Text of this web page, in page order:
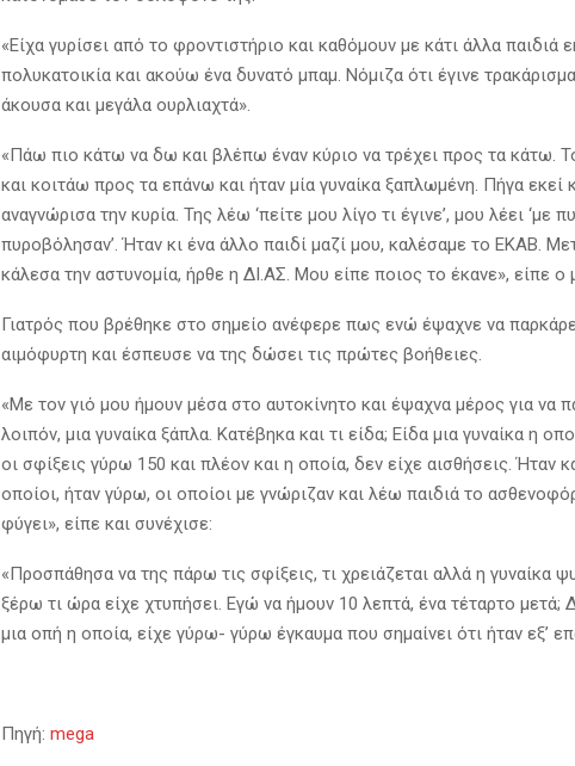
«Είχα γυρίσει από το φροντιστήριο και καθόμουν με κάτι άλλα παιδιά
πολυκατοικία και ακούω ένα δυνατό μπαμ. Νόμιζα ότι έγινε
άκουσα και μεγάλα ουρλιαχτά».
«Πάω πιο κάτω να δω και βλέπω έναν κύριο να τρέχει προς τα κάτω.
και κοιτάω προς τα επάνω και ήταν μία γυναίκα ξαπλωμένη. Πήγα εκεί
αναγνώρισα την κυρία. Της λέω ‘πείτε μου λίγο τι έγινε’, μου λέει ‘με
πυροβόλησαν’. Ήταν κι ένα άλλο παιδί μαζί μου, καλέσαμε το ΕΚΑΒ.
κάλεσα την αστυνομία, ήρθε η ΔΙ.ΑΣ. Μου είπε ποιος το έκανε», είπε ο
Γιατρός που βρέθηκε στο σημείο ανέφερε πως ενώ έψαχνε να
αιμόφυρτη και έσπευσε να της δώσει τις πρώτες βοήθειες.
«Με τον γιό μου ήμουν μέσα στο αυτοκίνητο και έψαχνα μέρος για να
λοιπόν, μια γυναίκα ξάπλα. Κατέβηκα και τι είδα; Είδα μια γυναίκα η
οι σφίξεις γύρω 150 και πλέον και η οποία, δεν είχε αισθήσεις. Ήταν
οποίοι, ήταν γύρω, οι οποίοι με γνώριζαν και λέω παιδιά το
φύγει», είπε και συνέχισε:
«Προσπάθησα να της πάρω τις σφίξεις, τι χρειάζεται αλλά η γυναίκα
ξέρω τι ώρα είχε χτυπήσει. Εγώ να ήμουν 10 λεπτά, ένα τέταρτο μετά;
μια οπή η οποία, είχε γύρω- γύρω έγκαυμα που σημαίνει ότι ήταν εξ’
Πηγή: mega